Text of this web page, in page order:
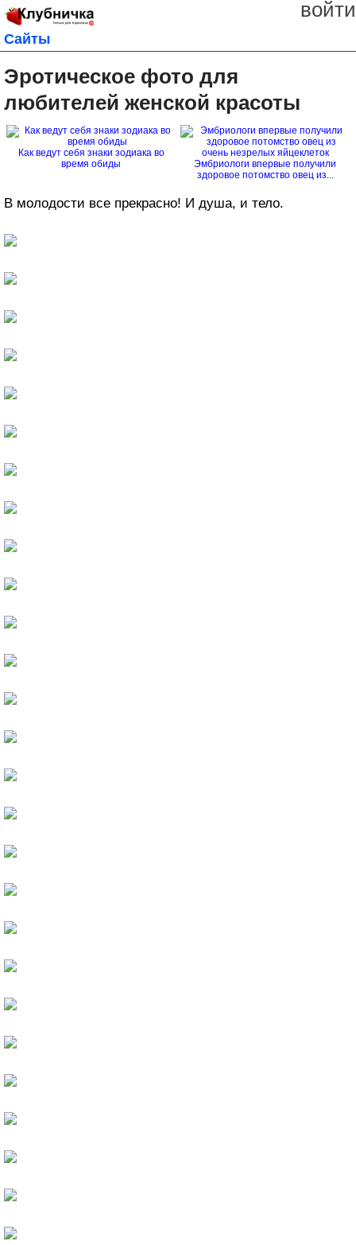
войти
Сайты
Эротическое фото для
любителей женской красоты
Как ведут себя знаки зодиака во
время обиды
Эмбриологи впервые получили
здоровое потомство овец из...
В молодости все прекрасно! И душа, и тело.